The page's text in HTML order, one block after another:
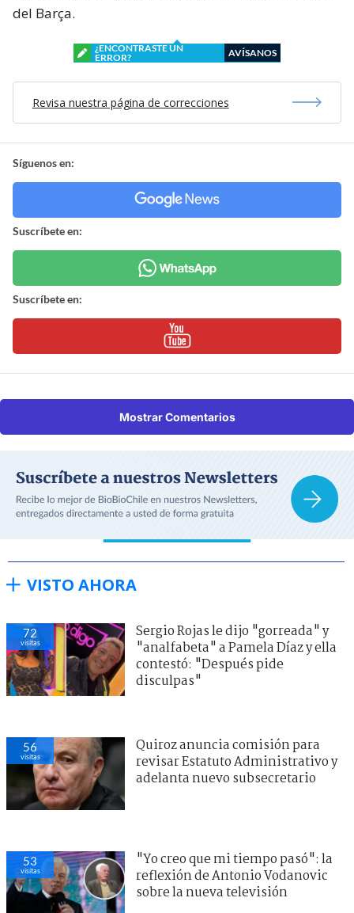
del Barça.
¿ENCONTRASTE UN
ERROR?
AVÍSANOS
Revisa nuestra página de correcciones
Síguenos en:
Suscríbete en:
Suscríbete en:
Mostrar Comentarios
VISTO AHORA
72
visitas
Sergio Rojas le dijo "gorreada" y
"analfabeta" a Pamela Díaz y ella
contestó: "Después pide
disculpas"
56
visitas
Quiroz anuncia comisión para
revisar Estatuto Administrativo y
adelanta nuevo subsecretario
53
visitas
"Yo creo que mi tiempo pasó": la
reflexión de Antonio Vodanovic
sobre la nueva televisión